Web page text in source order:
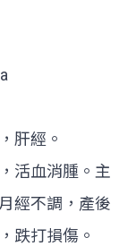
肝經。
活血消腫。主
經不調，產後
跌打損傷。